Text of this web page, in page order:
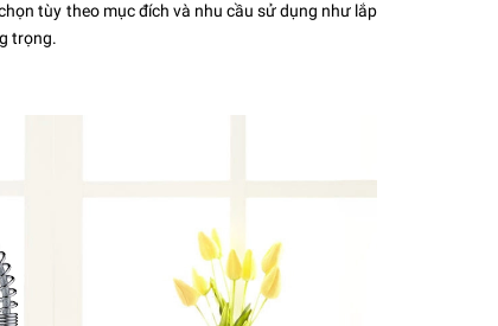
tùy theo mục đích và nhu cầu sử dụng như lắp
trọng.